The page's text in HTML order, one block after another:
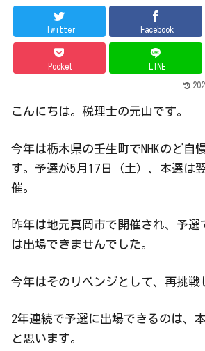
Twitter Facebook
Pocket LINE
こんにちは。税理士の元山です。
今年は栃木県の壬生町でNHKのど自
す。予選が5月17日（土）、本選は
催。
昨年は地元真岡市で開催され、予選
は出場できませんでした。
今年はそのリベンジとして、再挑戦
2年連続で予選に出場できるのは、
と思います。